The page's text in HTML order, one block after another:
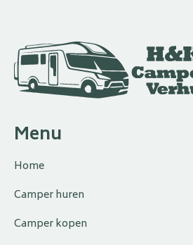
Menu
Home
Camper huren
Camper kopen